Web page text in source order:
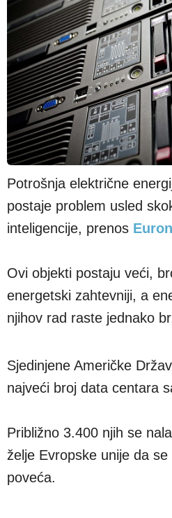
Potrošnja električne
postaje problem usled
inteligencije, prenos
Ovi objekti postaju veći,
energetski zahtevniji, a
njihov rad raste jednako
Sjedinjene Američke
najveći broj data centara
Približno 3.400 njih se
želje Evropske unije da
poveća.